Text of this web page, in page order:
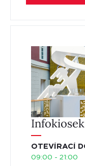
Infokiosek
OTEVÍRACÍ
09:00 - 21:00